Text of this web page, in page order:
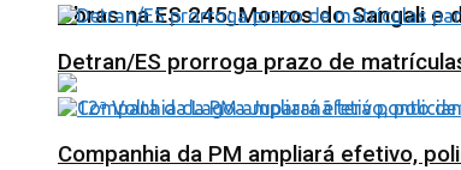
Obras na ES 245: Morros do Sangali
Detran/ES prorroga prazo de
Companhia da PM ampliará efetivo,